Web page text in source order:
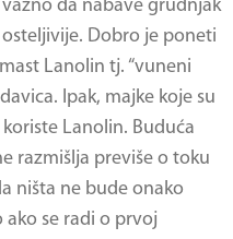
da nabave grudnjak
Dobro je poneti
Lanolin tj. “vuneni
Ipak, majke koje su
Lanolin. Buduća
razmišlja previše o toku
ništa ne bude onako
ako se radi o prvoj